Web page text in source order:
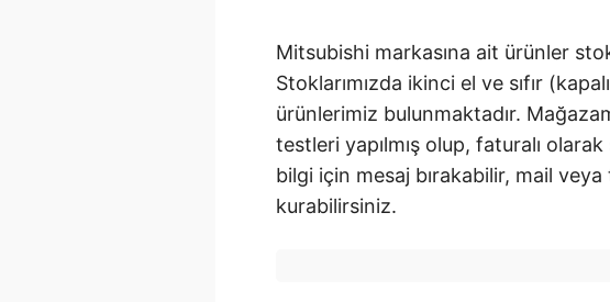
Mitsubishi markasına ait ürünler
Stoklarımızda ikinci el ve sıfır
ürünlerimiz bulunmaktadır.​
testleri yapılmış olup, faturalı olarak
bilgi için mesaj bırakabilir, mail
kurabilirsiniz.